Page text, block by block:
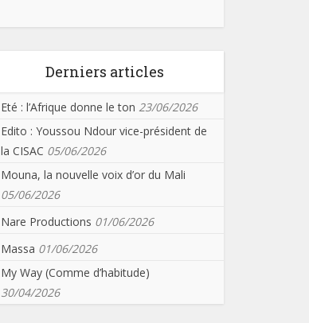
Derniers articles
Eté : l’Afrique donne le ton 23/06/2026
Edito : Youssou Ndour vice-président de
la CISAC 05/06/2026
Mouna, la nouvelle voix d’or du Mali
05/06/2026
Nare Productions 01/06/2026
Massa 01/06/2026
My Way (Comme d’habitude)
30/04/2026